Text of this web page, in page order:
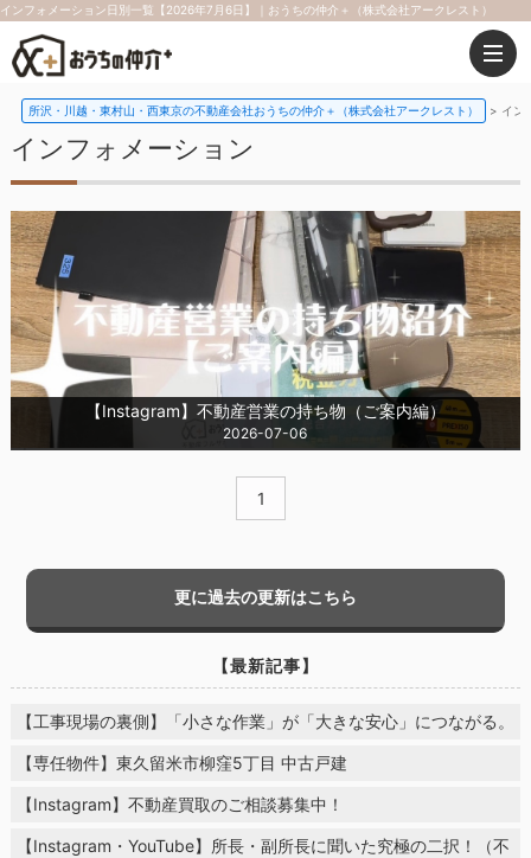
インフォメーション日別一覧【2026年7月6日】｜おうちの仲介＋（株式会社アークレスト）
所沢・川越・東村山・西東京の不動産会社おうちの仲介＋（株式会社アークレスト） イン
インフォメーション
【Instagram】不動産営業の持ち物（ご案内編）
2026-07-06
1
更に過去の更新はこちら
【最新記事】
【工事現場の裏側】「小さな作業」が「大きな安心」につながる。
【専任物件】東久留米市柳窪5丁目 中古戸建
【Instagram】不動産買取のご相談募集中！
【Instagram・YouTube】所長・副所長に聞いた究極の二択！（不